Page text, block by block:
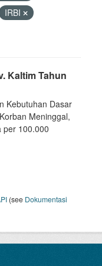
IRBI
Kaltim Tahun
Kebutuhan Dasar
Meninggal,
per 100.000
(see Dokumentasi